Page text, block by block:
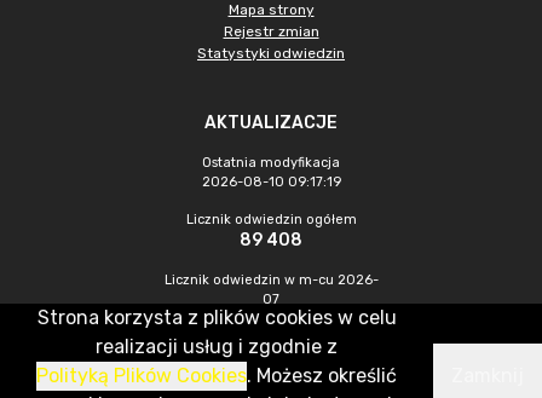
Mapa strony
Rejestr zmian
Statystyki odwiedzin
AKTUALIZACJE
Ostatnia modyfikacja
2026-08-10 09:17:19
Licznik odwiedzin ogółem
89 408
Licznik odwiedzin w m-cu 2026-
07
629
CMS & Hosting: Nefeni Sp. z o.o.
Strona korzysta z plików cookies w celu
realizacji usług i zgodnie z
Polityką Plików Cookies. Możesz określić